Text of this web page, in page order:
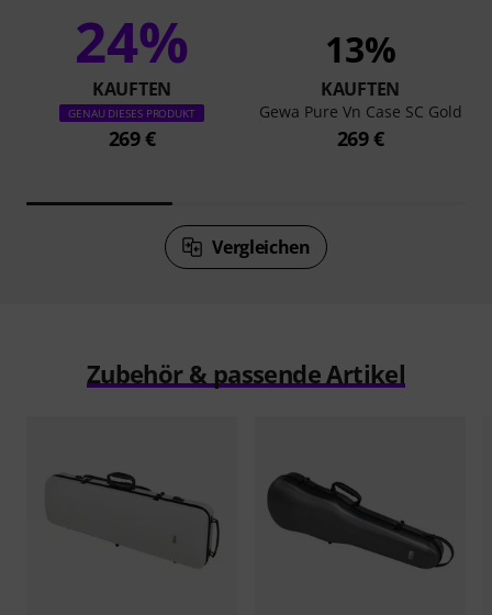
24%
KAUFTEN
GENAU DIESES PRODUKT
269 €
13%
KAUFTEN
Gewa Pure Vn Case SC Gold
269 €
Vergleichen
Zubehör & passende Artikel